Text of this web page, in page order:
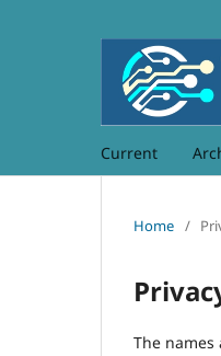
Current
Home /
The